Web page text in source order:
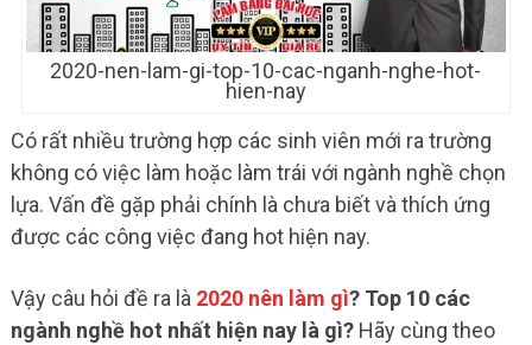
2020-nen-lam-gi-top-10-cac-nganh-nghe-hot-
hien-nay
Có rất nhiều trường hợp các sinh viên mới ra trường
không có việc làm hoặc làm trái với ngành nghề chọn
lựa. Vấn đề gặp phải chính là chưa biết và thích ứng
được các công việc đang hot hiện nay.
Vậy câu hỏi đề ra là 2020 nên làm gì? Top 10 các
ngành nghề hot nhất hiện nay là gì?Hãy cùng theo